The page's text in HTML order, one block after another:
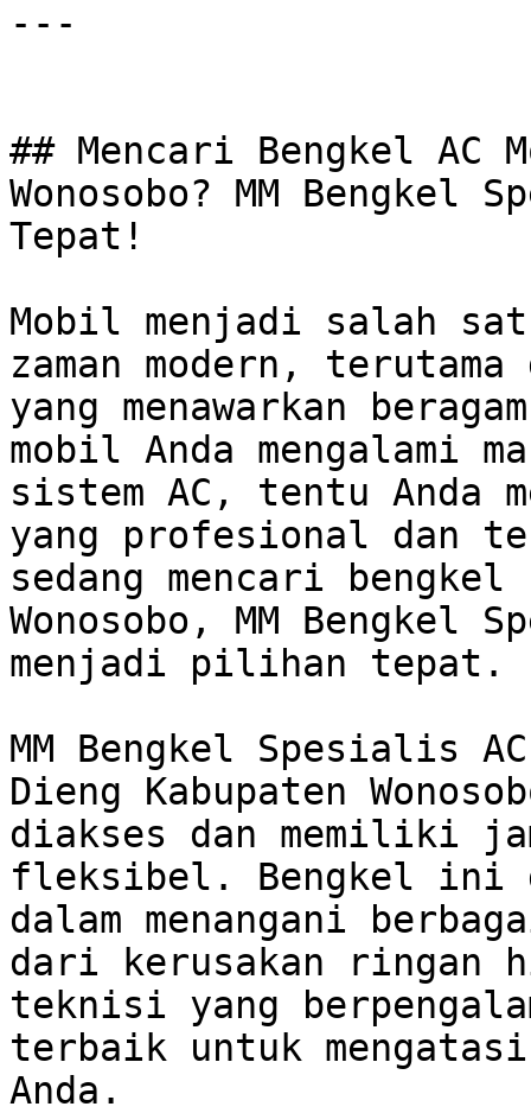
---
## Mencari Bengkel AC
Wonosobo? MM
Tepat!
Mobil menjadi salah
zaman modern,
yang menawarkan
mobil Anda mengalami
sistem AC, tentu Anda
yang profesional dan
sedang mencari
Wonosobo, MM Bengkel
menjadi pilihan tepat.
MM Bengkel Spesialis
Dieng Kabupaten
diakses dan memiliki
fleksibel. Bengkel ini
dalam menangani
dari kerusakan ringan
teknisi yang
terbaik untuk mengatasi
Anda.